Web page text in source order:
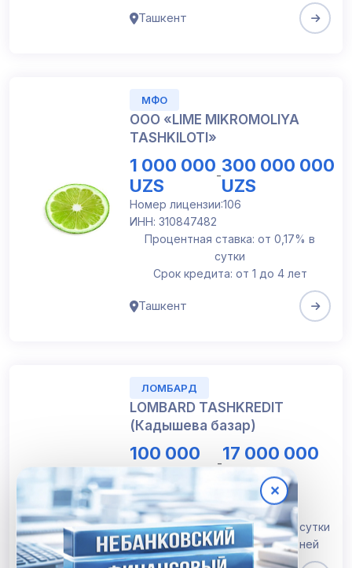
Ташкент
МФО
ООО «LIME MIKROMOLIYA
TASHKILOTI»
1 000 000
UZS
-300 000 000
UZS
Номер лицензии:106
ИНН: 310847482
Процентная ставка: от 0,17% в
сутки
Срок кредита: от 1 до 4 лет
Ташкент
ЛОМБАРД
LOMBARD TASHKREDIT
(Кадышева базар)
100 000
UZS
-17 000 000
UZS
Номер лицензии: 27
ИНН: 207 040 519
Процентная ставка: от 0,2% в сутки
Срок кредита: от 30 до 90 дней
✕